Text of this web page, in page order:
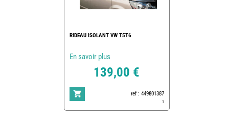
RIDEAU ISOLANT VW T5T6
En savoir plus
139,00 €
ref : 449801387
1